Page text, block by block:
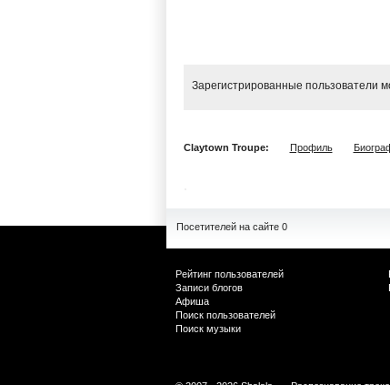
Зарегистрированные пользователи
Claytown Troupe: Профиль
Посетителей на сайте 0
Рейтинг пользователей
Записи блогов
Афиша
Поиск пользователей
Поиск музыки